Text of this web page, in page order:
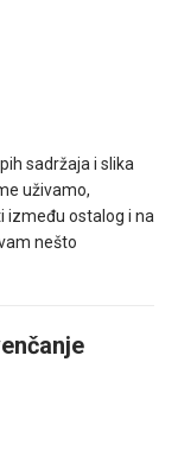
sadržaja i slika
uživamo,
između ostalog i na
nešto